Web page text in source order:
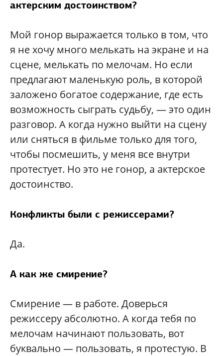
актерским достоинством?
Мой гонор выражается только в том, что
я не хочу много мелькать на экране и на
сцене, мелькать по мелочам. Но если
предлагают маленькую роль, в которой
заложено богатое содержание, где есть
возможность сыграть судьбу, — это один
разговор. А когда нужно выйти на сцену
или сняться в фильме только для того,
чтобы посмешить, у меня все внутри
протестует. Но это не гонор, а актерское
достоинство.
Конфликты были с режиссерами?
Да.
А как же смирение?
Смирение — в работе. Доверься
режиссеру абсолютно. А когда тебя по
мелочам начинают пользовать, вот
буквально — пользовать, я протестую. В